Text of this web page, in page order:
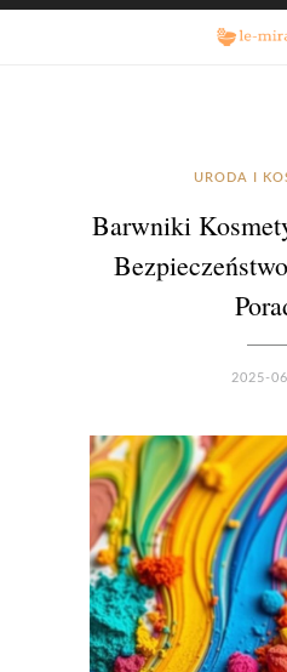
URODA I
Barwniki
2025-